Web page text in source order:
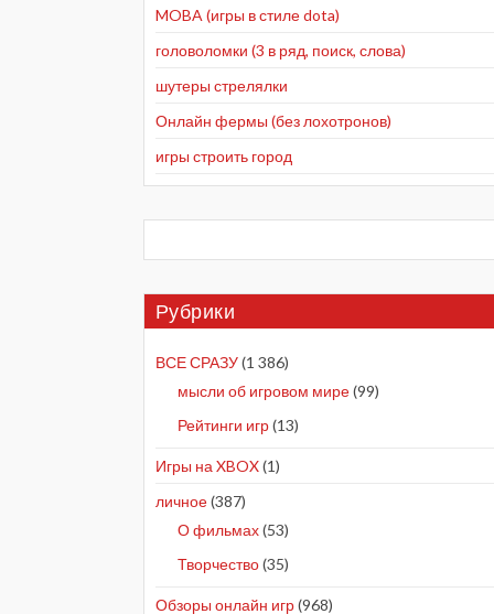
MOBA (игры в стиле dota)
головоломки (3 в ряд, поиск, слова)
шутеры стрелялки
Онлайн фермы (без лохотронов)
игры строить город
Рубрики
ВСЕ СРАЗУ(1 386)
мысли об игровом мире(99)
Рейтинги игр(13)
Игры на XBOX(1)
личное(387)
О фильмах(53)
Творчество(35)
Обзоры онлайн игр(968)